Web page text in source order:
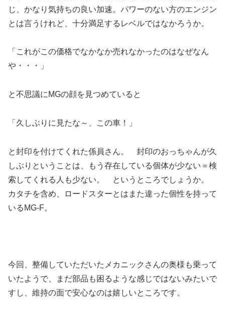
じ、かなり気持ちの良い加速。パワーのない方のエンジン
とは言うけれど、十分満足するレベルではなかろうか。
「これがこの価格でなかなか売れなかったのはなぜなん
や・・・」
と不思議にMGの顔を見つめていると
「久しぶりに見たな～、この車！」
と封印を付けてくれた係員さん。 封印のおっちゃんが久
しぶりということは、もう存在している個体が少ない＝検
索してくれる人も少ない。 というところでしょうか。
カタチを含め、ロードスターとはまた違った個性を持って
いるMG-F。
今回、整備していただいたメカニックさんの奥様も乗って
いたようで、まだ部品も困るような感じではないみたいで
すし、維持の面で安心なのは嬉しいところです。